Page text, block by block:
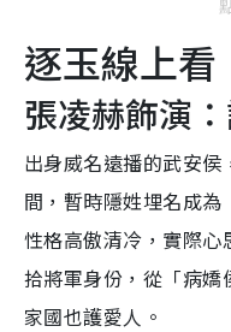
逐玉線上看
張凌赫飾演
出身威名遠播的武安
間，暫時隱姓埋名成為
性格高傲清冷，實際
拾將軍身份，從「病
家國也護愛人。